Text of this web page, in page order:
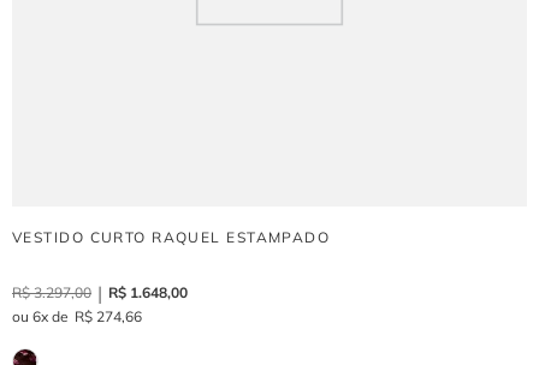
VESTIDO CURTO RAQUEL ESTAMPADO
R$ 3.297,00 R$ 1.648,00
6
R$ 274,66